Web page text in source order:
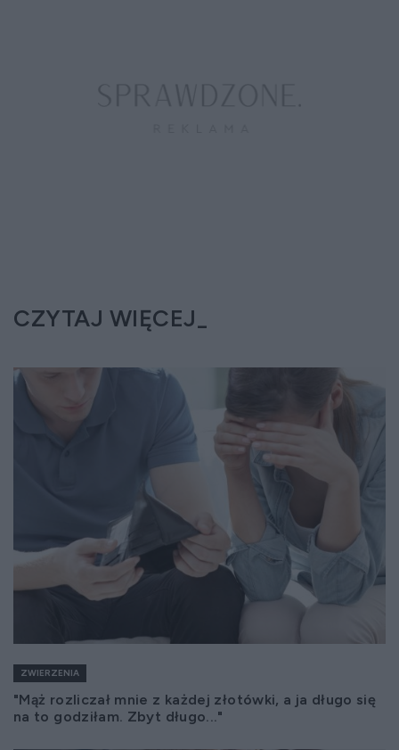
CZYTAJ WIĘCEJ
ZWIERZENIA
"Mąż rozliczał mnie z każdej złotówki, a ja długo się
na to godziłam. Zbyt długo..."